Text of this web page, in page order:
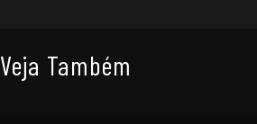
Veja Também